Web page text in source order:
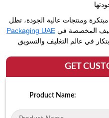
Packaging UAE
في عالم التغليف والتسويق
GET
Product Name: